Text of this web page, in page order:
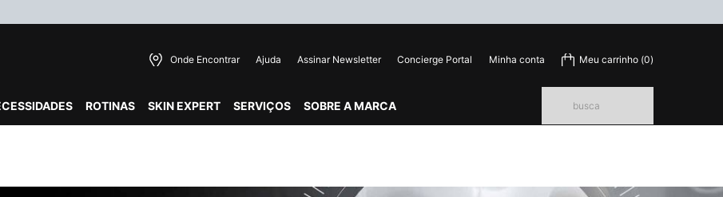
Onde Encontrar Ajuda Assinar Newsletter Concierge Portal Minha conta Meu carrinho 0
0 product in cart
ROTINAS SKIN EXPERT SERVIÇOS SOBRE A MARCA busca